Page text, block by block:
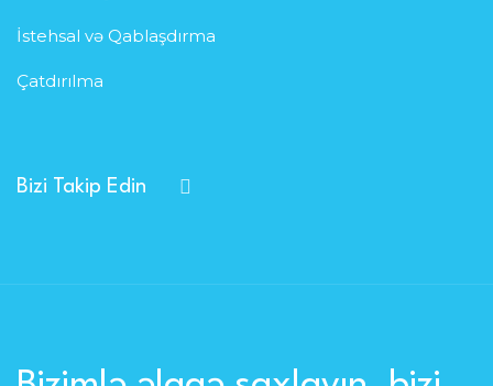
İstehsal və Qablaşdırma
Çatdırılma
Bizi Takip Edin